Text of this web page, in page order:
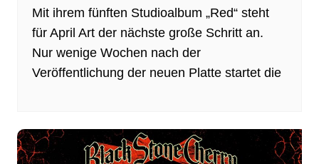
Mit ihrem fünften Studioalbum „Red“ steht
für April Art der nächste große Schritt an.
Nur wenige Wochen nach der
Veröffentlichung der neuen Platte startet die